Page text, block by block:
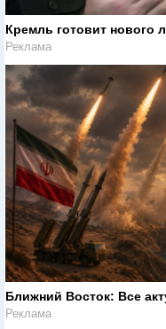
Кремль готовит нового
Реклама
Ближний Восток: Все
Реклама